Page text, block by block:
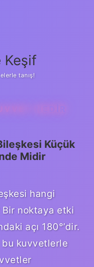
Keşif
tanış!
NEDIR
Küçük
Midir
hangi
Bir noktaya etki
açı 180°’dir.
kuvvetlerle